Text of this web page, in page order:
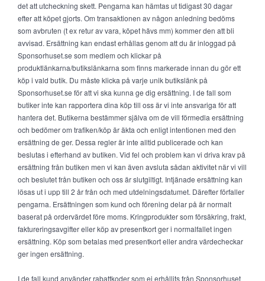
det att utcheckning skett. Pengarna kan hämtas ut tidigast 30 dagar
efter att köpet gjorts. Om transaktionen av någon anledning bedöms
som avbruten (t ex retur av vara, köpet hävs mm) kommer den att bli
avvisad. Ersättning kan endast erhållas genom att du är inloggad på
Sponsorhuset.se som medlem och klickar på
produktlänkarna/butikslänkarna som finns markerade innan du gör ett
köp i vald butik. Du måste klicka på varje unik butikslänk på
Sponsorhuset.se för att vi ska kunna ge dig ersättning. I de fall som
butiker inte kan rapportera dina köp till oss är vi inte ansvariga för att
hantera det. Butikerna bestämmer själva om de vill förmedla ersättning
och bedömer om trafiken/köp är äkta och enligt intentionen med den
ersättning de ger. Dessa regler är inte alltid publicerade och kan
beslutas i efterhand av butiken. Vid fel och problem kan vi driva krav på
ersättning från butiken men vi kan även avsluta sådan aktivitet när vi vill
och beslutet från butiken och oss är slutgiltigt. Intjänade ersättning kan
lösas ut i upp till 2 år från och med utdelningsdatumet. Därefter förfaller
pengarna. Ersättningen som kund och förening delar på är normalt
baserat på ordervärdet före moms. Kringprodukter som försäkring, frakt,
faktureringsavgifter eller köp av presentkort ger i normalfallet ingen
ersättning. Köp som betalas med presentkort eller andra värdecheckar
ger ingen ersättning.
I de fall kund använder rabattkoder som ej erhållits från Sponsorhuset